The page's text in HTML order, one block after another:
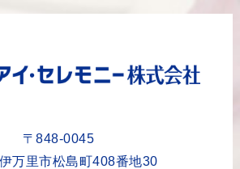
〒848-0045
万里市松島町408番地30